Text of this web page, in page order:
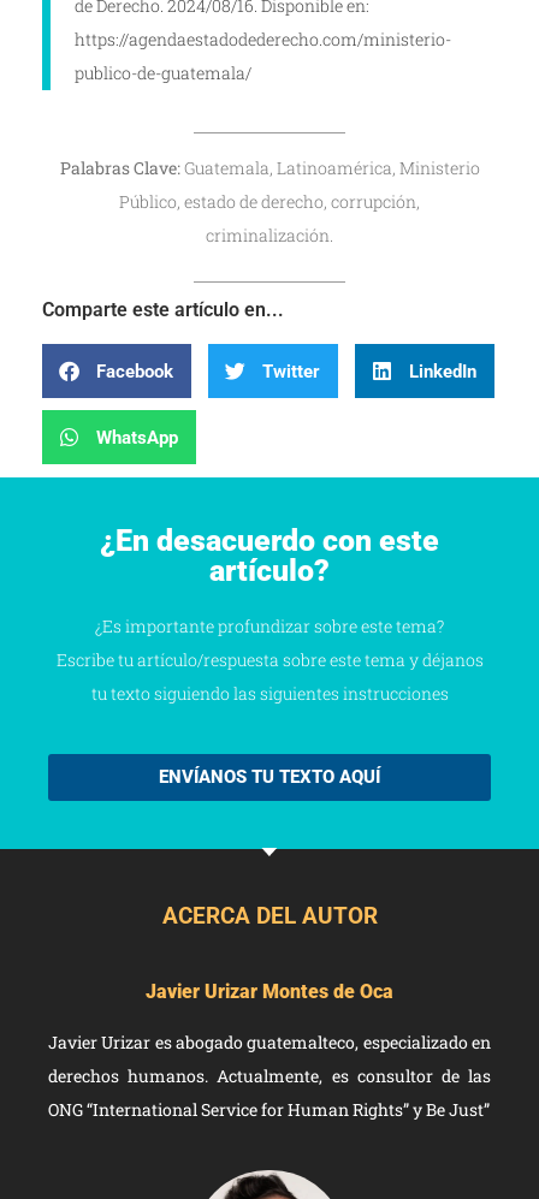
de Derecho. 2024/08/16. Disponible en:
https://agendaestadodederecho.com/ministerio-
publico-de-guatemala/
Palabras Clave:Guatemala, Latinoamérica, Ministerio
Público, estado de derecho, corrupción,
criminalización.
Comparte este artículo en...
Facebook Twitter LinkedIn
WhatsApp
¿En desacuerdo con este
artículo?
¿Es importante profundizar sobre este tema?
Escribe tu artículo/respuesta sobre este tema y déjanos
tu texto siguiendo las siguientes instrucciones
ENVÍANOS TU TEXTO AQUÍ
ACERCA DEL AUTOR
Javier Urizar Montes de Oca
Javier Urizar es abogado guatemalteco, especializado en
derechos humanos. Actualmente, es consultor de las
ONG “International Service for Human Rights” y Be Just”